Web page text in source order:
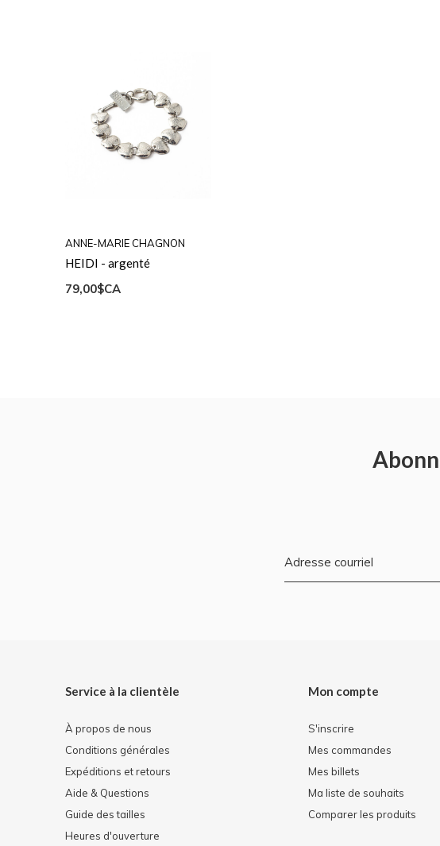
ANNE-MARIE CHAGNON
HEIDI - argenté
79,00$CA
Service à la clientèle
À propos de nous
Conditions générales
Expéditions et retours
Aide & Questions
Guide des tailles
Heures d'ouverture
Mon compte
S'inscrire
Mes commandes
Mes billets
Ma liste de souhaits
Comparer les produits